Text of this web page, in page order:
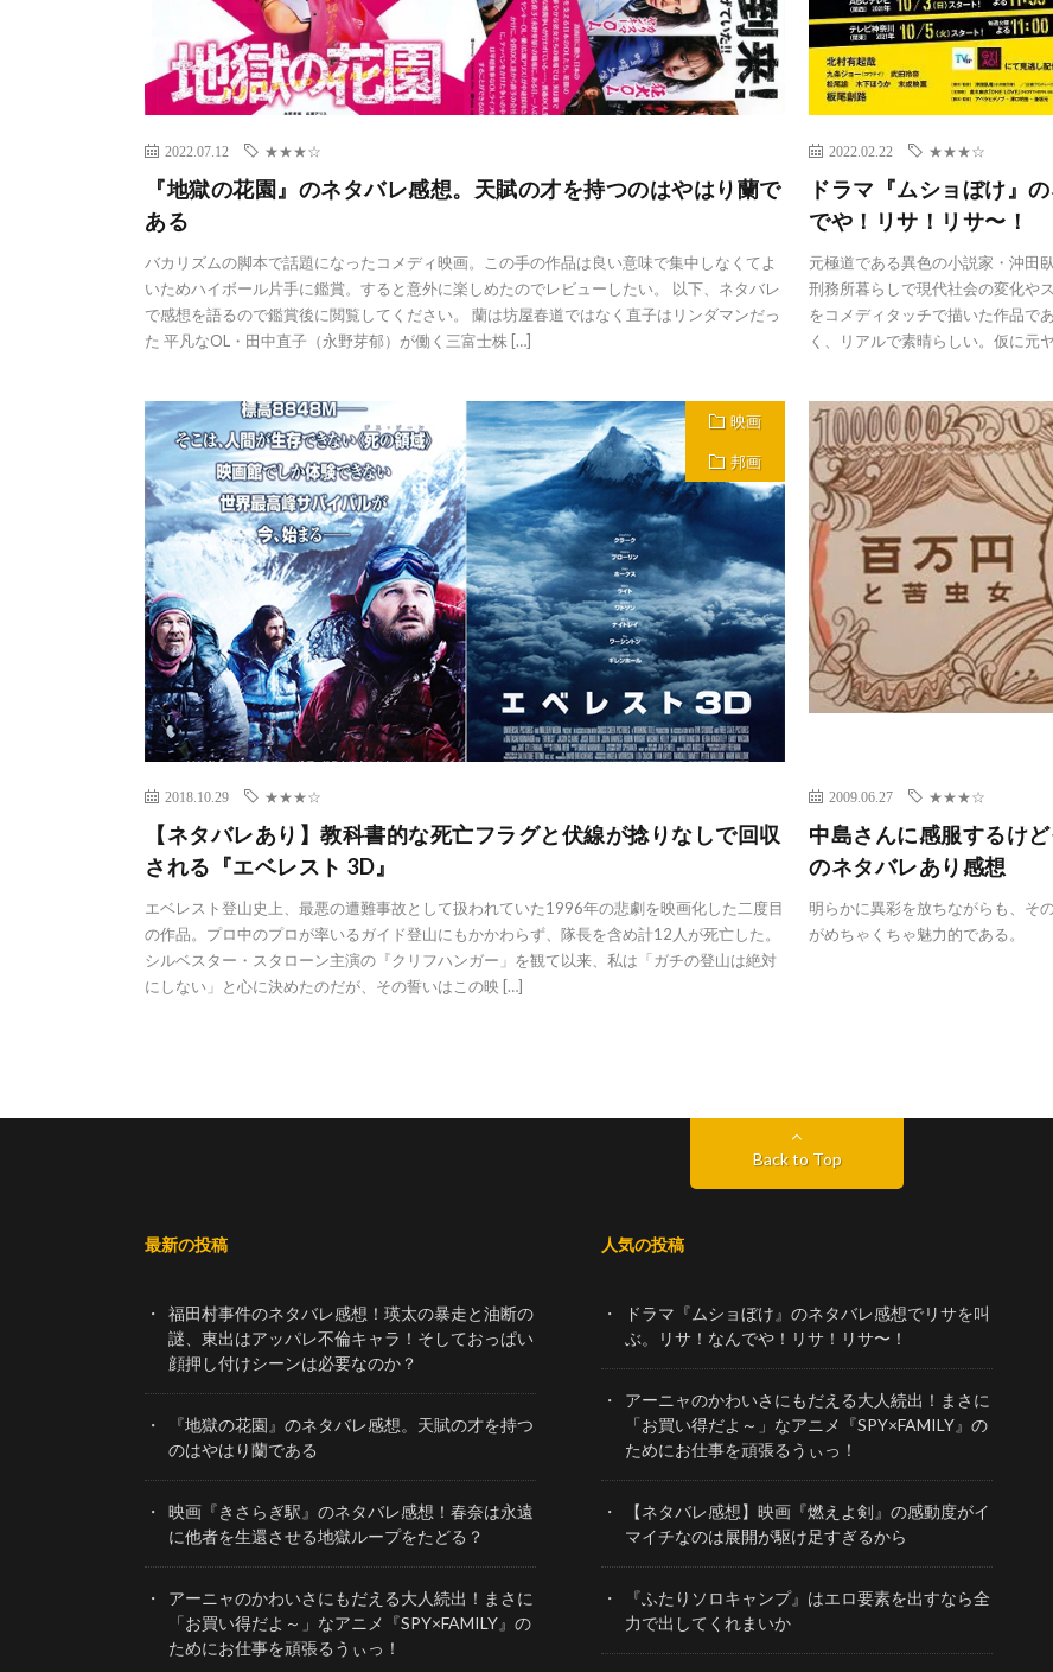
2022.07.12 ★★★☆
『地獄の花園』のネタバレ感想。天賦の才を持つのはやはり蘭で
ある
バカリズムの脚本で話題になったコメディ映画。この手の作品は良い意味で集中しなくてよ
いためハイボール片手に鑑賞。すると意外に楽しめたのでレビューしたい。 以下、ネタバレ
で感想を語るので鑑賞後に閲覧してください。 蘭は坊屋春道ではなく直子はリンダマンだっ
た 平凡なOL・田中直子（永野芽郁）が働く三富士株 […]
2022.02.22 ★★★☆
ドラマ『ムショぼけ』
でや！リサ！リサ〜！
元極道である異色の小説家・沖田
刑務所暮らしで現代社会の変化や
をコメディタッチで描いた作品で
く、リアルで素晴らしい。仮に元
映画
邦画
2018.10.29 ★★★☆
【ネタバレあり】教科書的な死亡フラグと伏線が捻りなしで回収
される『エベレスト 3D』
エベレスト登山史上、最悪の遭難事故として扱われていた1996年の悲劇を映画化した二度目
の作品。プロ中のプロが率いるガイド登山にもかかわらず、隊長を含め計12人が死亡した。
シルベスター・スタローン主演の『クリフハンガー」を観て以来、私は「ガチの登山は絶対
にしない」と心に決めたのだが、その誓いはこの映 […]
2009.06.27 ★★★☆
中島さんに感服するけ
のネタバレあり感想
明らかに異彩を放ちながらも、そ
がめちゃくちゃ魅力的である。
Back to Top
最新の投稿
福田村事件のネタバレ感想！瑛太の暴走と油断の
謎、東出はアッパレ不倫キャラ！そしておっぱい
顔押し付けシーンは必要なのか？
『地獄の花園』のネタバレ感想。天賦の才を持つ
のはやはり蘭である
映画『きさらぎ駅』のネタバレ感想！春奈は永遠
に他者を生還させる地獄ループをたどる？
アーニャのかわいさにもだえる大人続出！まさに
「お買い得だよ～」なアニメ『SPY×FAMILY』の
ためにお仕事を頑張るうぃっ！
人気の投稿
ドラマ『ムショぼけ』のネタバレ感想でリサを叫
ぶ。リサ！なんでや！リサ！リサ〜！
アーニャのかわいさにもだえる大人続出！まさに
「お買い得だよ～」なアニメ『SPY×FAMILY』の
ためにお仕事を頑張るうぃっ！
【ネタバレ感想】映画『燃えよ剣』の感動度がイ
マイチなのは展開が駆け足すぎるから
『ふたりソロキャンプ』はエロ要素を出すなら全
力で出してくれまいか